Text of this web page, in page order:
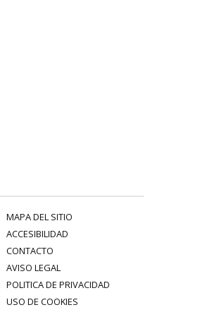
MAPA DEL SITIO
ACCESIBILIDAD
CONTACTO
AVISO LEGAL
POLITICA DE PRIVACIDAD
USO DE COOKIES